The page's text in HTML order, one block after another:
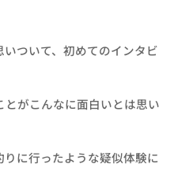
ついて、初めてのインタビ
がこんなに面白いとは思い
に行ったような疑似体験に